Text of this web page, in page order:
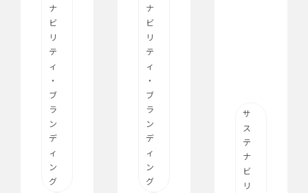
ナ
ビ
リ
テ
ィ
・
ブ
ラ
ン
デ
ィ
ン
グ
ナ
ビ
リ
テ
ィ
・
ブ
ラ
ン
デ
ィ
ン
グ
サ
ス
テ
ナ
ビ
リ